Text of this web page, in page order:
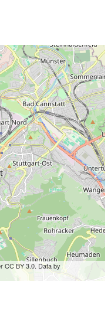
CC BY 3.0. Data by